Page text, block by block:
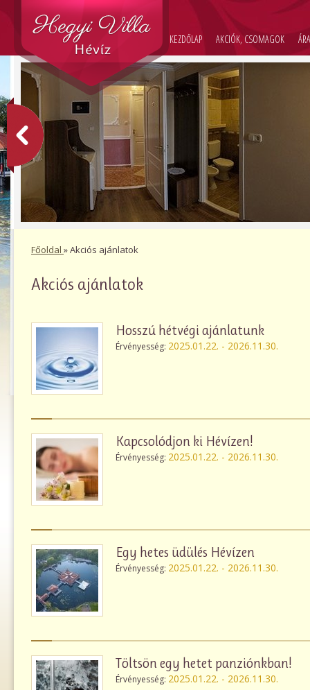
KEZDŐLAP AKCIÓK, CSOMAGOK
Főoldal »Akciós ajánlatok
Akciós ajánlatok
Hosszú hétvégi ajánlatunk
Érvényesség: 2025.01.22. - 2026.11.30.
Kapcsolódjon ki Hévízen!
Érvényesség: 2025.01.22. - 2026.11.30.
Egy hetes üdülés Hévízen
Érvényesség: 2025.01.22. - 2026.11.30.
Töltsön egy hetet panziónkban!
Érvényesség: 2025.01.22. - 2026.11.30.